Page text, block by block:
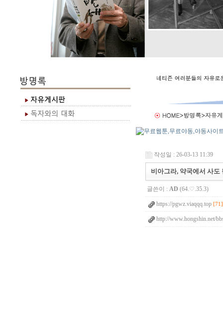
작성일 : 26-03-13 11:39
비아그라, 약국에서 사도
글쓴이 : AD (64.♡.35.3)
https://pgwz.viaqqq.top [71]
http://www.hongshin.net/